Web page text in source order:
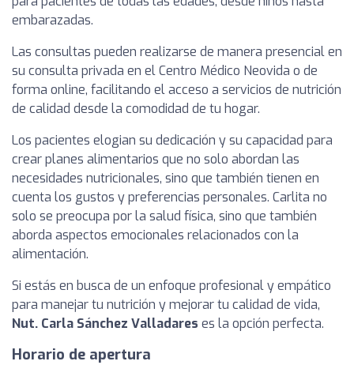
embarazadas.
Las consultas pueden realizarse de manera presencial en
su consulta privada en el Centro Médico Neovida o de
forma online, facilitando el acceso a servicios de nutrición
de calidad desde la comodidad de tu hogar.
Los pacientes elogian su dedicación y su capacidad para
crear planes alimentarios que no solo abordan las
necesidades nutricionales, sino que también tienen en
cuenta los gustos y preferencias personales. Carlita no
solo se preocupa por la salud física, sino que también
aborda aspectos emocionales relacionados con la
alimentación.
Si estás en busca de un enfoque profesional y empático
para manejar tu nutrición y mejorar tu calidad de vida,
Nut. Carla Sánchez Valladares es la opción perfecta.
Horario de apertura